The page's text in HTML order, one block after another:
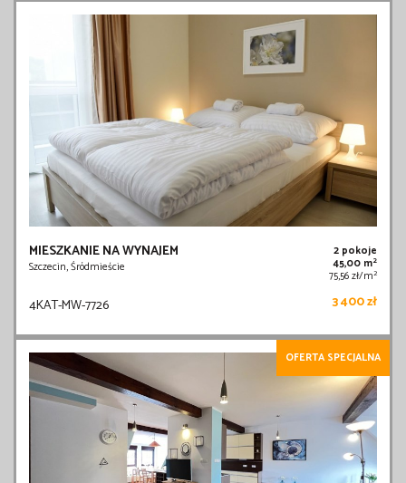
MIESZKANIE NA WYNAJEM
Szczecin, Śródmieście
2 pokoje
45,00 m2
75,56 zł/m2
4KAT-MW-7726 3 400 zł
OFERTA SPECJALNA